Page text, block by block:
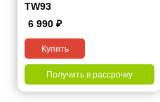
ТW93
6 990 ₽
Купить
Получить в рассрочку